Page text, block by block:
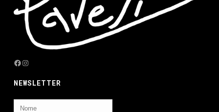
Facebook
Instagram
NEWSLETTER